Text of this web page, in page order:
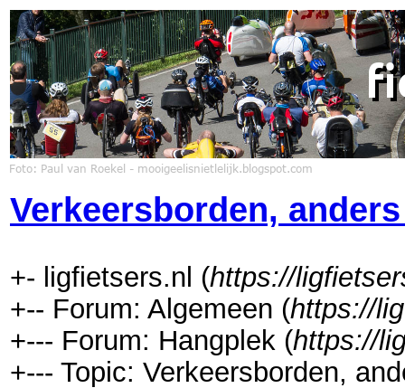
Verkeersborden,
+- ligfietsers.nl (https://
+-- Forum: Algemeen (https://
+--- Forum: Hangplek (https://
+--- Topic: Verkeersborden,